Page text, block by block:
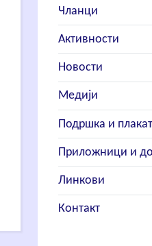
Чланци
Активности
Новости
Медији
Подршка и
Приложници и
Линкови
Контакт